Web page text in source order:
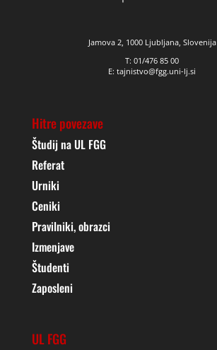
Jamova 2, 1000 Ljubljana, Slovenija
T: 01/476 85 00
E: tajnistvo@fgg.uni-lj.si
Hitre povezave
Študij na UL FGG
Referat
Urniki
Ceniki
Pravilniki, obrazci
Izmenjave
Študenti
Zaposleni
UL FGG